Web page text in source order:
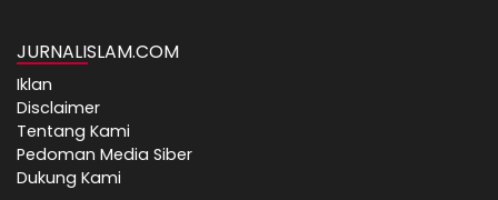
JURNALISLAM.COM
Iklan
Disclaimer
Tentang Kami
Pedoman Media Siber
Dukung Kami